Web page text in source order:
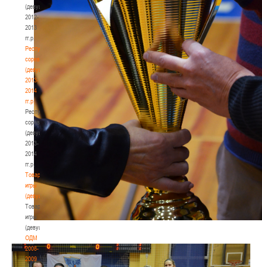
(девушки)
2012-
2013
гг.р.
Республиканские
соревнования
(девушки)
2013-
2014
гг.р.
Республиканские
соревнования
(девушки)
2013-
2014
гг.р.
Товарищеские
игры
(девушки)
Товарищеские
игры
(девушки)
ОДМ
2008-
2009